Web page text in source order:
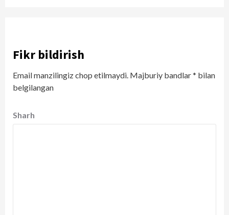
Fikr bildirish
Email manzilingiz chop etilmaydi. Majburiy bandlar* bilan
belgilangan
Sharh